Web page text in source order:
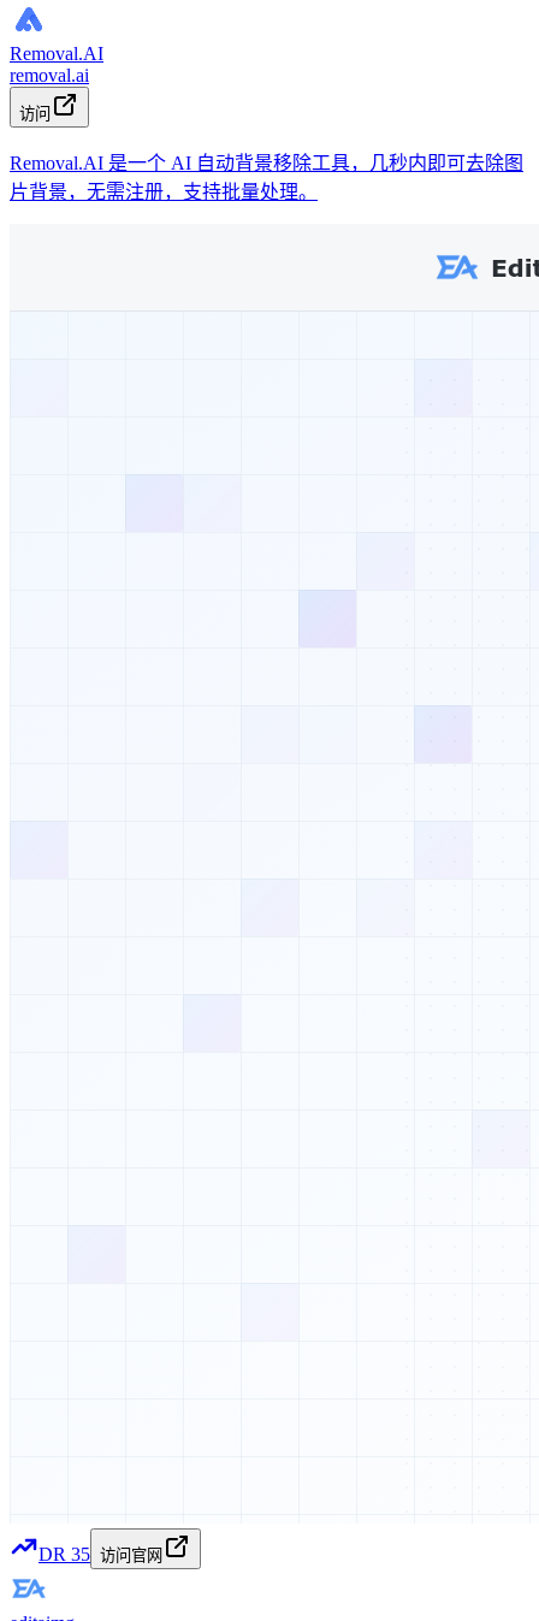
Removal.AI
removal.ai
访问
Removal.AI 是一个 AI 自动背景移除工具，几秒内即可去除图
片背景，无需注册，支持批量处理。
DR 35 访问官网